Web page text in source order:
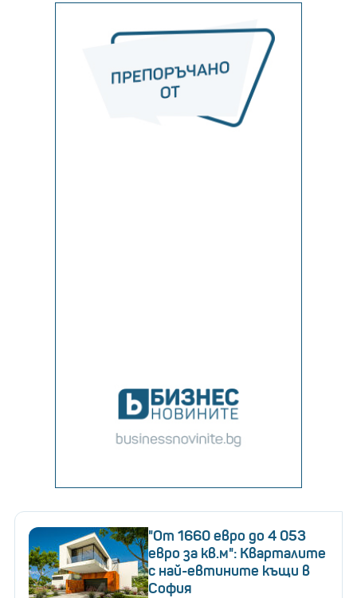
"От 1660 евро до 4 053
евро за кв.м": Кварталите
с най-евтините къщи в
София